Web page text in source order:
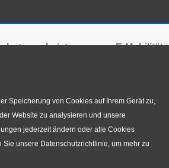
Speicherung von Cookies auf Ihrem Gerät zu,
Website zu analysieren und unsere
jederzeit ändern oder alle Cookies
unsere Datenschutzrichtlinie, um mehr zu
Leistungen E-Mobilität